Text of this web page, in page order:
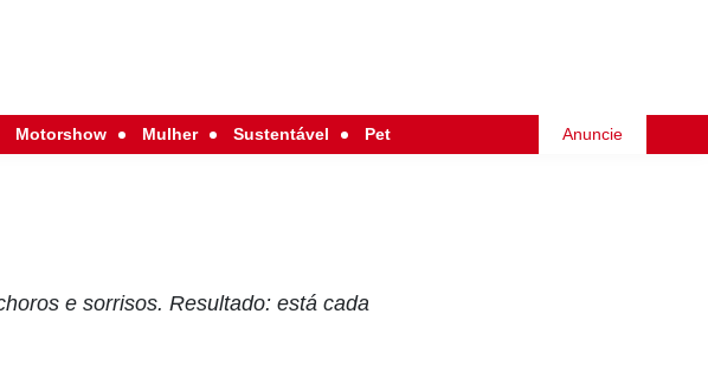
Motorshow Mulher Sustentável Pet Anuncie
e sorrisos. Resultado: está cada